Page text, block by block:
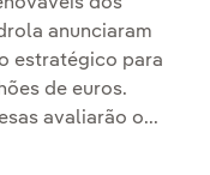
anunciaram
estratégico para
de euros.
avaliarão o...